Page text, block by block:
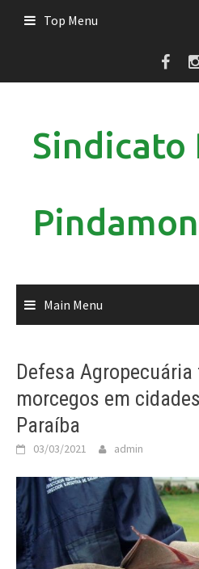
Top Menu
Sindicato
Main Menu
Defesa
morcegos em
Paraíba
03/03/2021 admin